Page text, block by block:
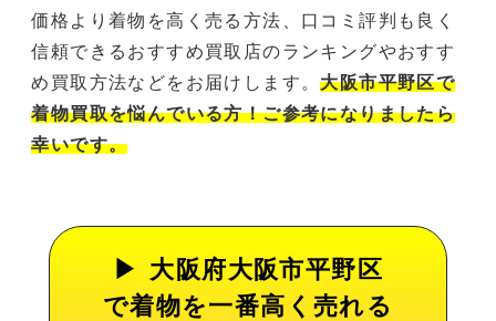
価格より着物を高く売る方法、口コミ評判も良く
信頼できるおすすめ買取店のランキングやおすす
め買取方法などをお届けします。大阪市平野区で
着物買取を悩んでいる方！ご参考になりましたら
幸いです。
大阪府大阪市平野区
で着物を一番高く売れる